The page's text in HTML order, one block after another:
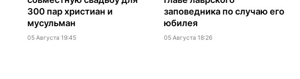
300 пар христиан и
мусульман
05 Августа 19:45
заповедника по случаю его
юбилея
05 Августа 18:26